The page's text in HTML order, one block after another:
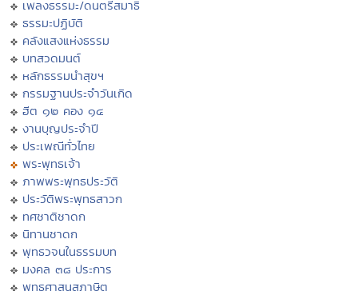
เพลงธรรมะ/ดนตรีสมาธิ
ธรรมะปฏิบัติ
คลังแสงแห่งธรรม
บทสวดมนต์
หลักธรรมนำสุขฯ
กรรมฐานประจำวันเกิด
ฮีต ๑๒ คอง ๑๔
งานบุญประจำปี
ประเพณีทั่วไทย
พระพุทธเจ้า
ภาพพระพุทธประวัติ
ประวัติพระพุทธสาวก
ทศชาติชาดก
นิทานชาดก
พุทธวจนในธรรมบท
มงคล ๓๘ ประการ
พุทธศาสนสุภาษิต